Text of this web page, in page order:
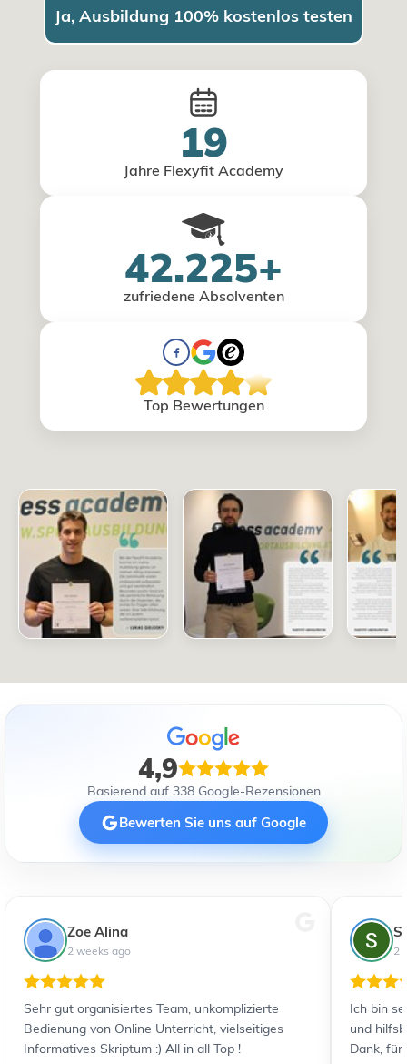
Ja, Ausbildung 100% kostenlos testen
19
Jahre Flexyfit Academy
42.225+
zufriedene Absolventen
Top Bewertungen
4,9
Basierend auf 338 Google-Rezensionen
Bewerten Sie uns auf Google
Zoe Alina
2 weeks ago
Sehr gut organisiertes Team, unkomplizierte
Bedienung von Online Unterricht, vielseitiges
Informatives Skriptum :) All in all Top !
2
Ich bin
und
Dank, für